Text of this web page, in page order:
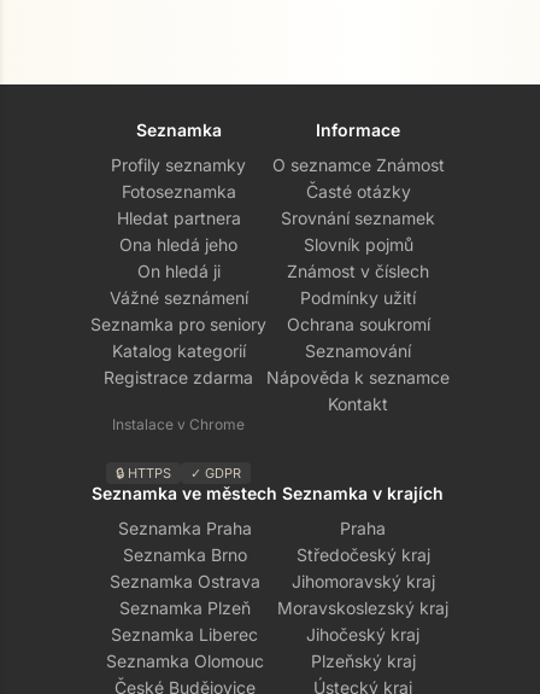
Seznamka
Profily seznamky
Fotoseznamka
Hledat partnera
Ona hledá jeho
On hledá ji
Vážné seznámení
Seznamka pro seniory
Katalog kategorií
Registrace zdarma
Instalace v Chrome
🔒 HTTPS ✓ GDPR
Informace
O seznamce Známost
Časté otázky
Srovnání seznamek
Slovník pojmů
Známost v číslech
Podmínky užití
Ochrana soukromí
Seznamování
Nápověda k seznamce
Kontakt
Seznamka ve městech
Seznamka Praha
Seznamka Brno
Seznamka Ostrava
Seznamka Plzeň
Seznamka Liberec
Seznamka Olomouc
České Budějovice
Seznamka v krajích
Praha
Středočeský kraj
Jihomoravský kraj
Moravskoslezský kraj
Jihočeský kraj
Plzeňský kraj
Ústecký kraj